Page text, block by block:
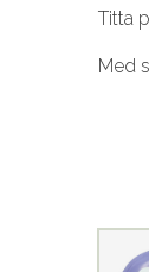
Titta
Med